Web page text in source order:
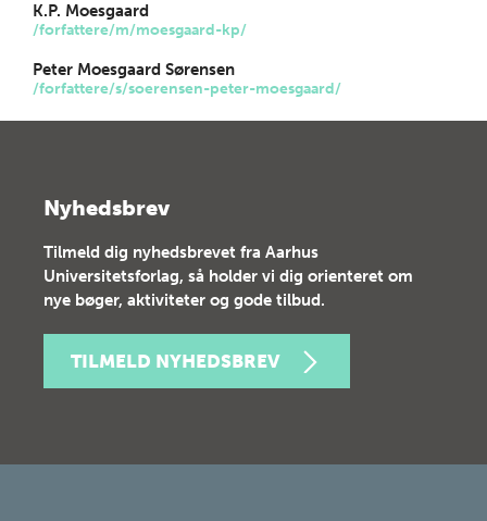
K.P. Moesgaard
/forfattere/m/moesgaard-kp/
Peter Moesgaard Sørensen
/forfattere/s/soerensen-peter-moesgaard/
Nyhedsbrev
Tilmeld dig nyhedsbrevet fra Aarhus
Universitetsforlag, så holder vi dig orienteret om
nye bøger, aktiviteter og gode tilbud.
TILMELD NYHEDSBREV